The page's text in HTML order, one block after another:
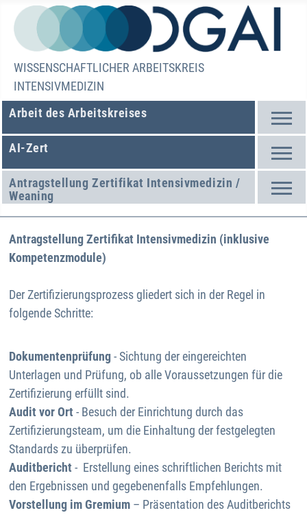
WISSENSCHAFTLICHER ARBEITSKREIS
INTENSIVMEDIZIN
Arbeit des Arbeitskreises
AI-Zert
Antragstellung Zertifikat Intensivmedizin /
Weaning
Antragstellung Zertifikat Intensivmedizin (inklusive
Kompetenzmodule)
Der Zertifizierungsprozess gliedert sich in der Regel in
folgende Schritte:
Dokumentenprüfung- Sichtung der eingereichten
Unterlagen und Prüfung, ob alle Voraussetzungen für die
Zertifizierung erfüllt sind.
Audit vor Ort - Besuch der Einrichtung durch das
Zertifizierungsteam, um die Einhaltung der festgelegten
Standards zu überprüfen.
Auditbericht - Erstellung eines schriftlichen Berichts mit
den Ergebnissen und gegebenenfalls Empfehlungen.
Vorstellung im Gremium – Präsentation des Auditberichts